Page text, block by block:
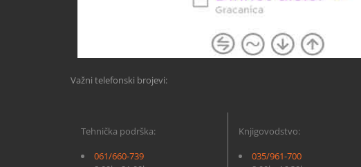
Važni telefonski brojevi:
Tehnička podrška:
061/660-739
Knjigovodstvo:
035/961-700